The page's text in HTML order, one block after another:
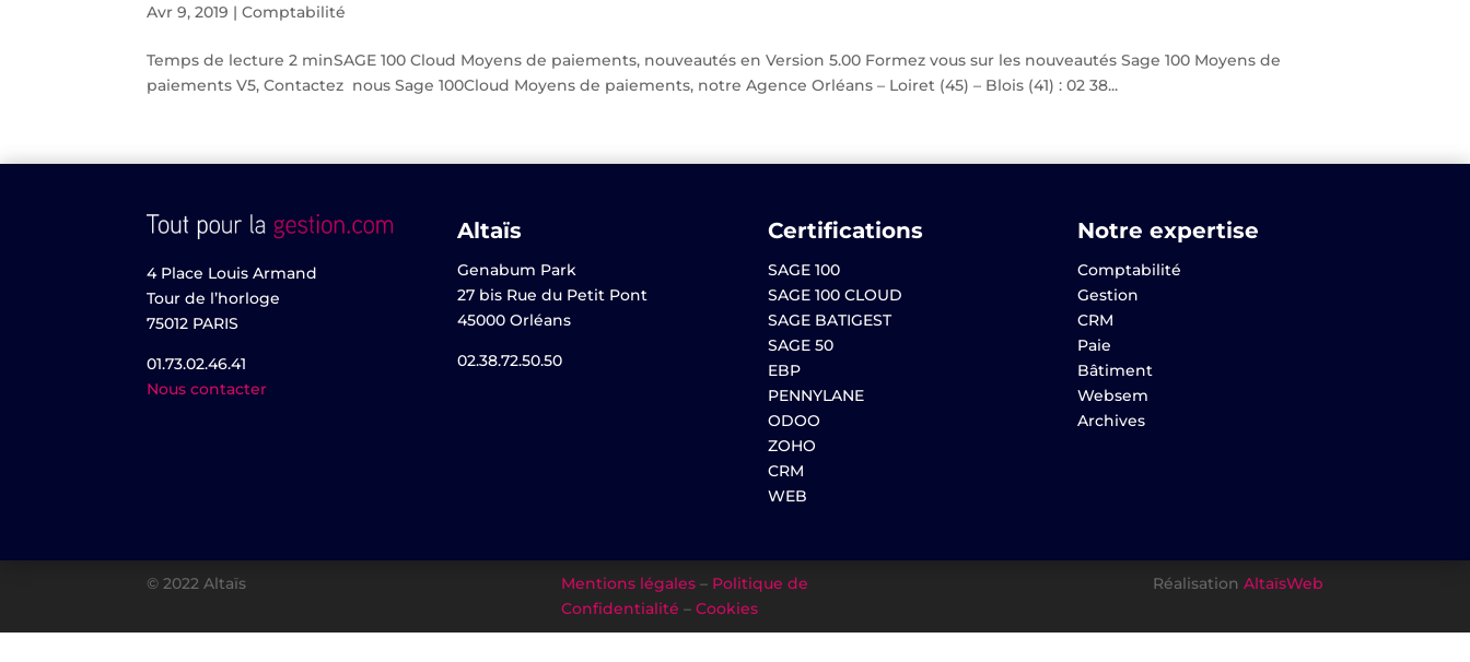
Avr 9, 2019 |Comptabilité
Temps de lecture 2 minSAGE 100 Cloud Moyens de paiements, nouveautés en Version 5.00 Formez vous sur les nouveautés Sage 100 Moyens de
paiements V5, Contactez nous Sage 100Cloud Moyens de paiements, notre Agence Orléans – Loiret (45) – Blois (41) : 02 38...
4 Place Louis Armand
Tour de l’horloge
75012 PARIS
01.73.02.46.41
Nous contacter
Altaïs
Genabum Park
27 bis Rue du Petit Pont
45000 Orléans
02.38.72.50.50
Certifications
SAGE 100
SAGE 100 CLOUD
SAGE BATIGEST
SAGE 50
EBP
PENNYLANE
ODOO
ZOHO
CRM
WEB
Notre expertise
Comptabilité
Gestion
CRM
Paie
Bâtiment
Websem
Archives
© 2022 Altaïs Mentions légales– Politique de
Confidentialité – Cookies
Réalisation AltaïsWeb